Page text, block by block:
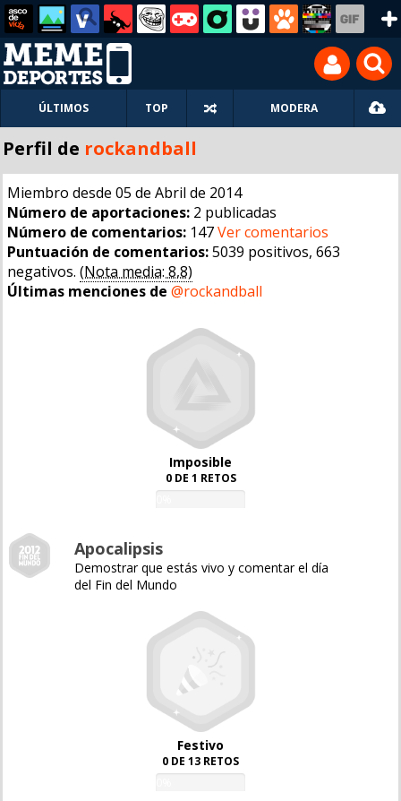
ÚLTIMOS TOP MODERA
Perfil de rockandball
Miembro desde 05 de Abril de 2014
Número de aportaciones: 2 publicadas
Número de comentarios: 147Ver comentarios
Puntuación de comentarios:5039 positivos, 663
negativos. (Nota media: 8,8)
Últimas menciones de @rockandball
Imposible
0 DE 1 RETOS
Apocalipsis
Demostrar que estás vivo y comentar el día
del Fin del Mundo
Festivo
0 DE 13 RETOS